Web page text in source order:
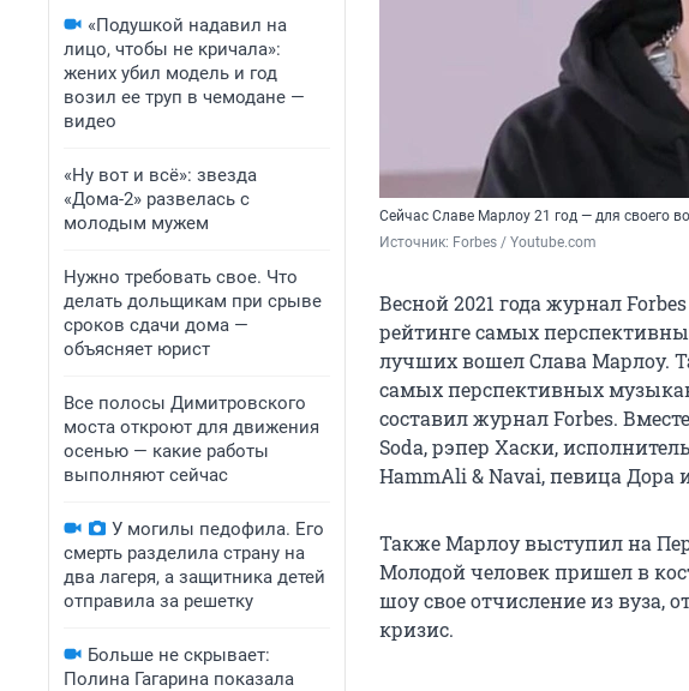
«Подушкой надавил на
лицо, чтобы не кричала»:
жених убил модель и год
возил ее труп в чемодане —
видео
«Ну вот и всё»: звезда
«Дома-2» развелась с
молодым мужем
Нужно требовать свое. Что
делать дольщикам при срыве
сроков сдачи дома —
объясняет юрист
Все полосы Димитровского
моста откроют для движения
осенью — какие работы
выполняют сейчас
У могилы педофила. Его
смерть разделила страну на
два лагеря, а защитника детей
отправила за решетку
Больше не скрывает:
Полина Гагарина показала
Сейчас Славе Марлоу 21 год — для своего
Источник: Forbes / Youtube.com
Весной 2021 года журнал
рейтинге самых
лучших вошел Слава Марлоу.
самых перспективных
составил журнал Forbes.
Soda, рэпер Хаски,
HammAli & Navai, певица Дора
Также Марлоу выступил на
Молодой человек пришел в
шоу свое отчисление из вуза,
кризис.